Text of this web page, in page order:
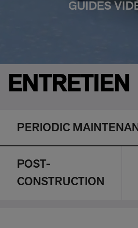
GUIDES
ENTRETIEN
PERIODIC
POST-
CONSTRUCTION